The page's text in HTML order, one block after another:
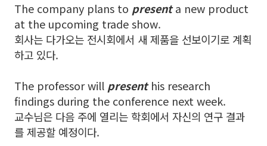
The company plans to present a new product
at the upcoming trade show.
회사는 다가오는 전시회에서 새 제품을 선보이기로 계획
하고 있다.
The professor will present his research
findings during the conference next week.
교수님은 다음 주에 열리는 학회에서 자신의 연구 결과
를 제공할 예정이다.